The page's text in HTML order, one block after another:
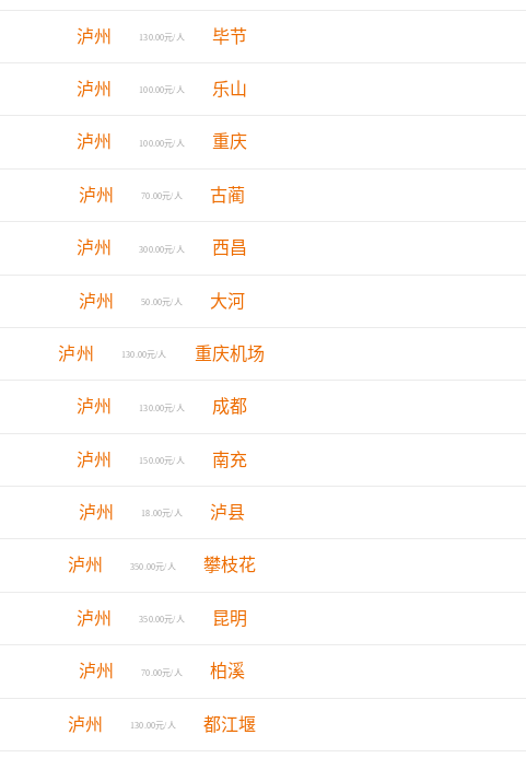
泸州 130.00元/人 毕节
泸州 100.00元/人 乐山
泸州 100.00元/人 重庆
泸州 70.00元/人 古蔺
泸州 300.00元/人 西昌
泸州 50.00元/人 大河
泸州 130.00元/人 重庆机场
泸州 130.00元/人 成都
泸州 150.00元/人 南充
泸州 18.00元/人 泸县
泸州 350.00元/人 攀枝花
泸州 350.00元/人 昆明
泸州 70.00元/人 柏溪
泸州 130.00元/人 都江堰